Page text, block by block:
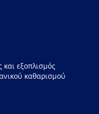
και εξοπλισμός
καθαρισμού